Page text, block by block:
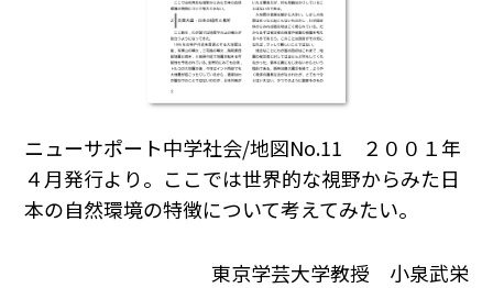
ニューサポート中学社会/地図No.11 ２００１年
４月発行より。ここでは世界的な視野からみた日
本の自然環境の特徴について考えてみたい。
東京学芸大学教授 小泉武栄